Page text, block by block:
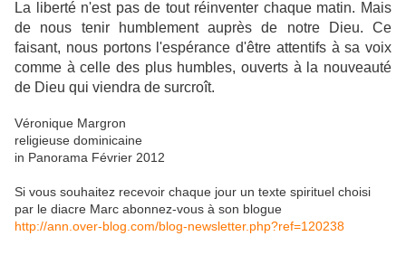
La liberté n'est pas de tout réinventer chaque matin. Mais
de nous tenir humblement auprès de notre Dieu. Ce
faisant, nous portons l'espérance d'être attentifs à sa voix
comme à celle des plus humbles, ouverts à la nouveauté
de Dieu qui viendra de surcroît.
Véronique Margron
religieuse dominicaine
in Panorama Février 2012
Si vous souhaitez recevoir chaque jour un texte spirituel choisi
par le diacre Marc abonnez-vous à son blogue
http://ann.over-blog.com/blog-newsletter.php?ref=120238